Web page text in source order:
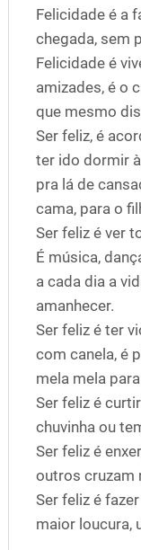
Felicidade é a
chegada, sem
Felicidade é
amizades, é o
que mesmo
Ser feliz, é
ter ido dormir
pra lá de
cama, para o
Ser feliz é ver
É música,
a cada dia a
amanhecer.
Ser feliz é ter
com canela, é
mela mela
Ser feliz é
chuvinha ou
Ser feliz é
outros cruzam
Ser feliz é
maior loucura,